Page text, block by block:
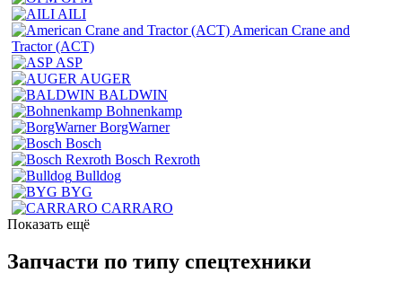
AILI
American Crane and
Tractor (ACT)
ASP
AUGER
BALDWIN
Bohnenkamp
BorgWarner
Bosch
Bosch Rexroth
Bulldog
BYG
CARRARO
Показать ещё
Запчасти по типу спецтехники